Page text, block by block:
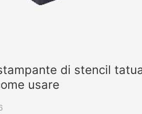
di stencil
usare